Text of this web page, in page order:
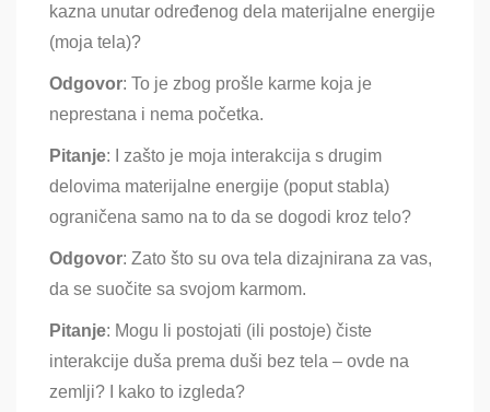
kazna unutar određenog dela materijalne energije
(moja tela)?
Odgovor: To je zbog prošle karme koja je
neprestana i nema početka.
Pitanje: I zašto je moja interakcija s drugim
delovima materijalne energije (poput stabla)
ograničena samo na to da se dogodi kroz telo?
Odgovor: Zato što su ova tela dizajnirana za vas,
da se suočite sa svojom karmom.
Pitanje: Mogu li postojati (ili postoje) čiste
interakcije duša prema duši bez tela – ovde na
zemlji? I kako to izgleda?